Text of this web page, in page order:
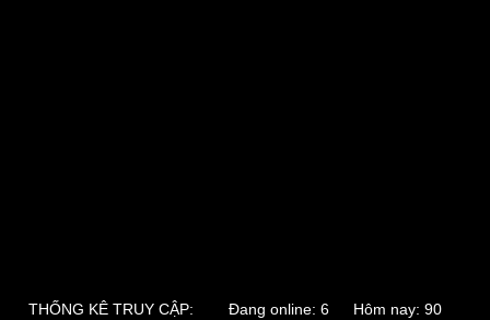
THỐNG KÊ TRUY CẬP:
Đang online: 6 Hôm nay: 90